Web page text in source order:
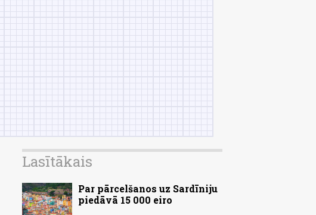
Lasītākais
Par pārcelšanos uz Sardīniju
piedāvā 15 000 eiro